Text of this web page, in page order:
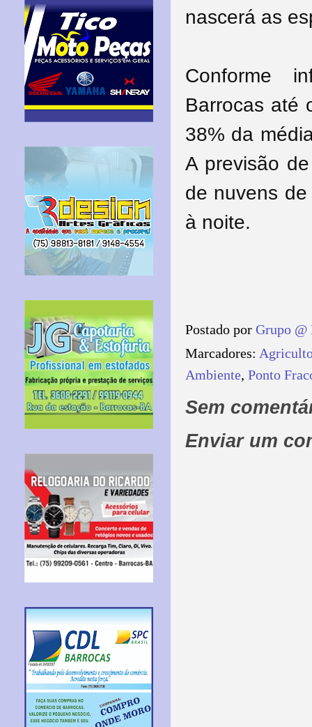
nascerá as
Conforme
Barrocas até
38% da
A previsão
de nuvens
à noite.
Postado por Grupo @
Marcadores:
Ambiente, Ponto
Sem
Enviar um